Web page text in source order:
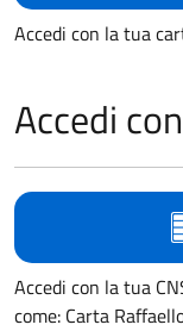
Accedi con la tua
Accedi
Accedi con la tua
come: Carta